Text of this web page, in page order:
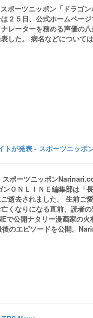
ポーツニッポン「ドラゴ
２５日、公式ホームペー
レーターを務める声優の
した。 病名などについて
トが発表 - スポーツニッポ
ポーツニッポン
ＯＮＬＩＮＥ編集部は「
逝去されました。 生前ご
くなりになる直前、読者
で公開ナタリー漫画家の
のエピソードを公開。